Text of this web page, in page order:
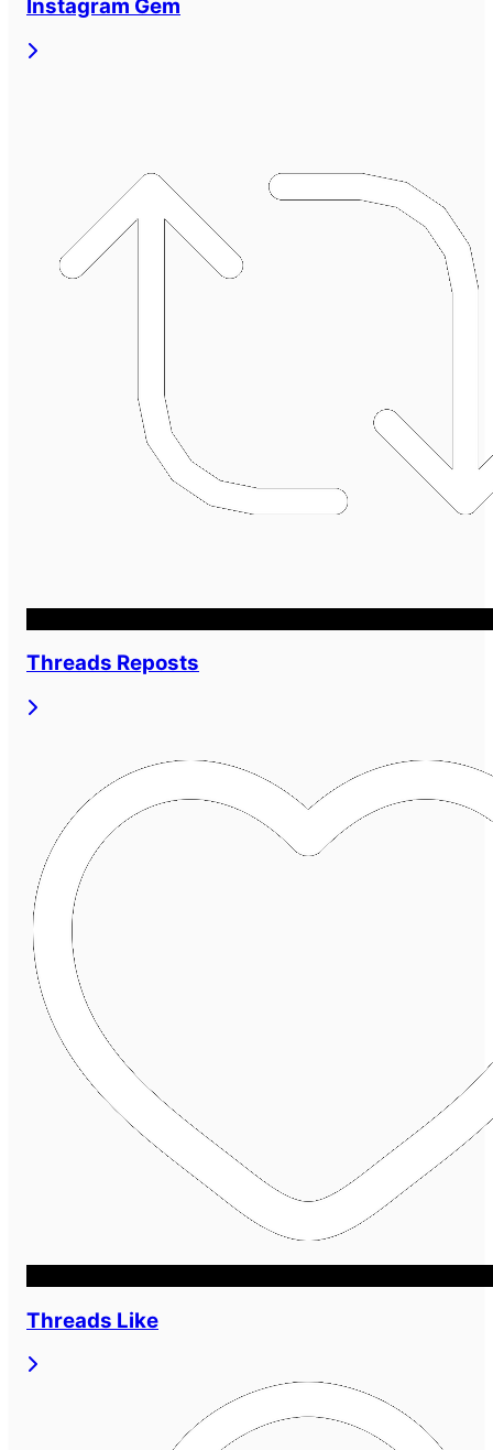
Instagram Gem
Threads Reposts
Threads Like